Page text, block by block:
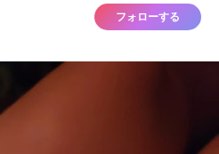
フォローする